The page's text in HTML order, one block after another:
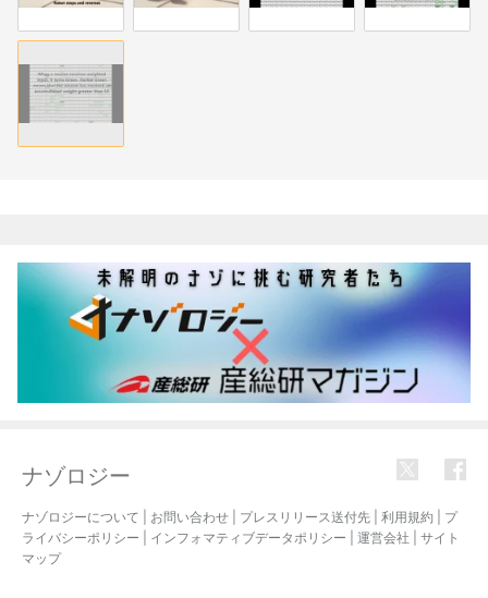
ナゾロジー
ナゾロジーについて お問い合わせ プレスリリース送付先 利用規約
プ
ライバシーポリシー
インフォマティブデータポリシー 運営会社
サイト
マップ